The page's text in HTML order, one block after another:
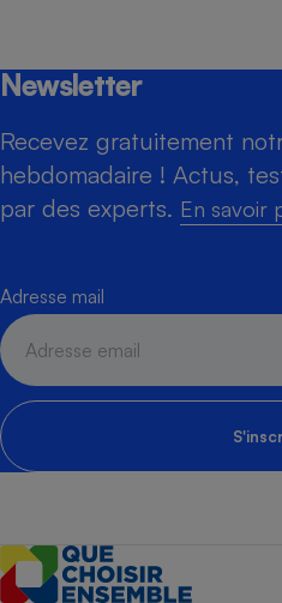
Newsletter
Recevez gratuitement
hebdomadaire ! Actus,
par des experts. En savoir
Adresse mail